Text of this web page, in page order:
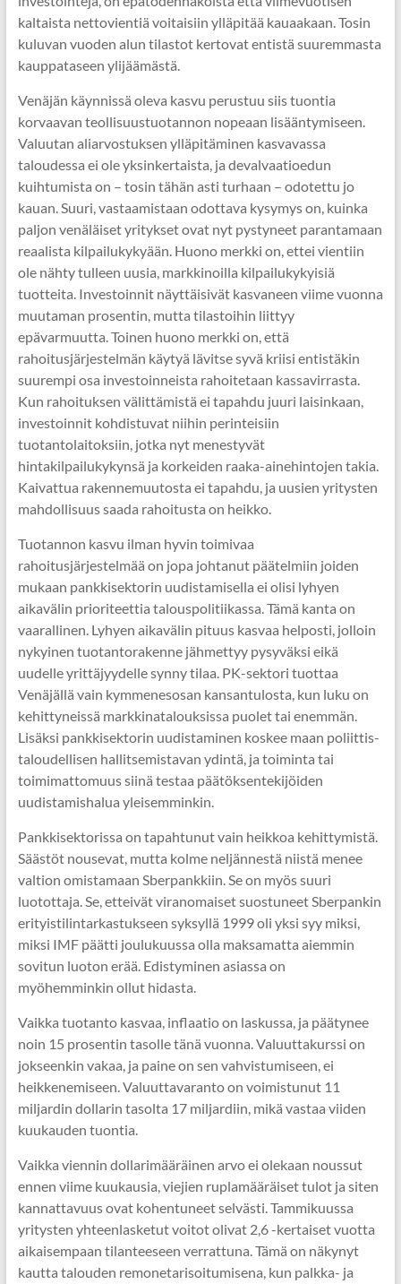
kaltaista nettovientiä voitaisiin ylläpitää kauaakaan. Tosin
kuluvan vuoden alun tilastot kertovat entistä suuremmasta
kauppataseen ylijäämästä.
Venäjän käynnissä oleva kasvu perustuu siis tuontia
korvaavan teollisuustuotannon nopeaan lisääntymiseen.
Valuutan aliarvostuksen ylläpitäminen kasvavassa
taloudessa ei ole yksinkertaista, ja devalvaatioedun
kuihtumista on – tosin tähän asti turhaan – odotettu jo
kauan. Suuri, vastaamistaan odottava kysymys on, kuinka
paljon venäläiset yritykset ovat nyt pystyneet parantamaan
reaalista kilpailukykyään. Huono merkki on, ettei vientiin
ole nähty tulleen uusia, markkinoilla kilpailukykyisiä
tuotteita. Investoinnit näyttäisivät kasvaneen viime vuonna
muutaman prosentin, mutta tilastoihin liittyy
epävarmuutta. Toinen huono merkki on, että
rahoitusjärjestelmän käytyä lävitse syvä kriisi entistäkin
suurempi osa investoinneista rahoitetaan kassavirrasta.
Kun rahoituksen välittämistä ei tapahdu juuri laisinkaan,
investoinnit kohdistuvat niihin perinteisiin
tuotantolaitoksiin, jotka nyt menestyvät
hintakilpailukykynsä ja korkeiden raaka-ainehintojen takia.
Kaivattua rakennemuutosta ei tapahdu, ja uusien yritysten
mahdollisuus saada rahoitusta on heikko.
Tuotannon kasvu ilman hyvin toimivaa
rahoitusjärjestelmää on jopa johtanut päätelmiin joiden
mukaan pankkisektorin uudistamisella ei olisi lyhyen
aikavälin prioriteettia talouspolitiikassa. Tämä kanta on
vaarallinen. Lyhyen aikavälin pituus kasvaa helposti, jolloin
nykyinen tuotantorakenne jähmettyy pysyväksi eikä
uudelle yrittäjyydelle synny tilaa. PK-sektori tuottaa
Venäjällä vain kymmenesosan kansantulosta, kun luku on
kehittyneissä markkinatalouksissa puolet tai enemmän.
Lisäksi pankkisektorin uudistaminen koskee maan poliittis-
taloudellisen hallitsemistavan ydintä, ja toiminta tai
toimimattomuus siinä testaa päätöksentekijöiden
uudistamishalua yleisemminkin.
Pankkisektorissa on tapahtunut vain heikkoa kehittymistä.
Säästöt nousevat, mutta kolme neljännestä niistä menee
valtion omistamaan Sberpankkiin. Se on myös suuri
luotottaja. Se, etteivät viranomaiset suostuneet Sberpankin
erityistilintarkastukseen syksyllä 1999 oli yksi syy miksi,
miksi IMF päätti joulukuussa olla maksamatta aiemmin
sovitun luoton erää. Edistyminen asiassa on
myöhemminkin ollut hidasta.
Vaikka tuotanto kasvaa, inflaatio on laskussa, ja päätynee
noin 15 prosentin tasolle tänä vuonna. Valuuttakurssi on
jokseenkin vakaa, ja paine on sen vahvistumiseen, ei
heikkenemiseen. Valuuttavaranto on voimistunut 11
miljardin dollarin tasolta 17 miljardiin, mikä vastaa viiden
kuukauden tuontia.
Vaikka viennin dollarimääräinen arvo ei olekaan noussut
ennen viime kuukausia, viejien ruplamääräiset tulot ja siten
kannattavuus ovat kohentuneet selvästi. Tammikuussa
yritysten yhteenlasketut voitot olivat 2,6 -kertaiset vuotta
aikaisempaan tilanteeseen verrattuna. Tämä on näkynyt
kautta talouden remonetarisoitumisena, kun palkka- ja